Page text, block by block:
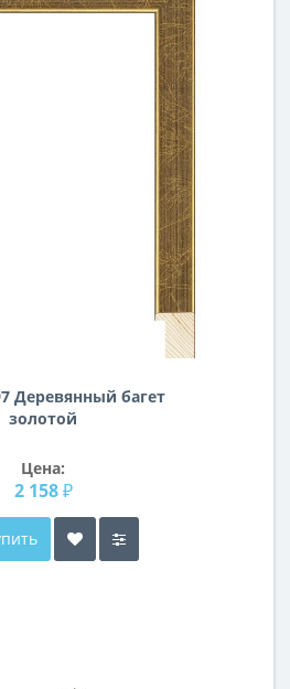
Деревянный багет
золотой
Цена:
2 158 ₽